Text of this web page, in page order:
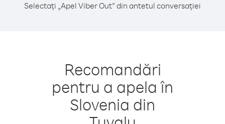
Selectați „Apel Viber Out” din antetul conversației
Recomandări
pentru a apela în
Slovenia din